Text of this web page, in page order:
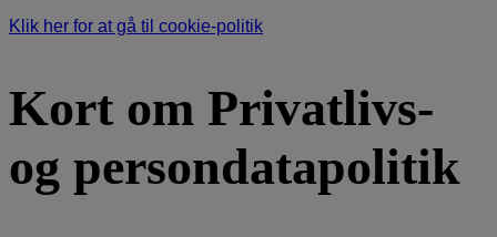
Klik her for at gå til cookie-politik
Kort om Privatlivs-
og persondatapolitik